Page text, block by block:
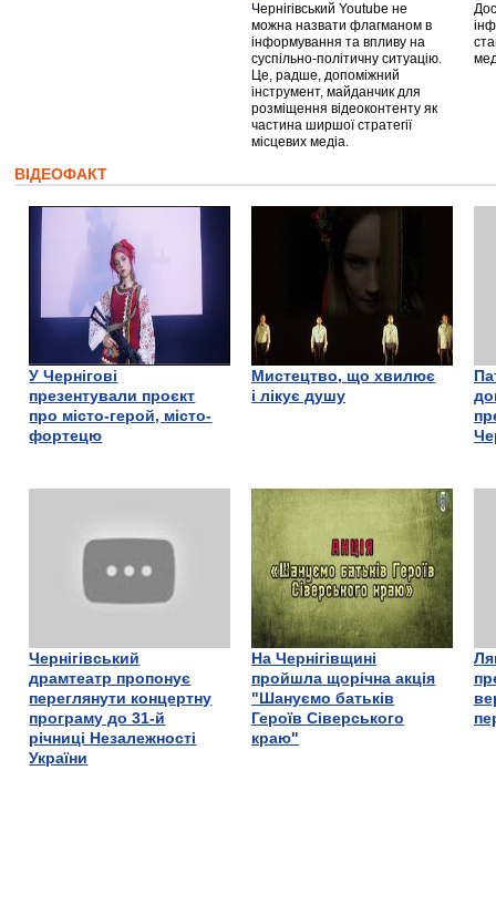
Чернігівський Youtube не
можна назвати флагманом в
інформування та впливу на
суспільно-політичну ситуацію.
Це, радше, допоміжний
інструмент, майданчик для
розміщення відеоконтенту як
частина ширшої стратегії
місцевих медіа.
ВІДЕОФАКТ
У Чернігові
презентували проєкт
про місто-герой, місто-
фортецю
Мистецтво, що хвилює
і лікує душу
Чернігівський
драмтеатр пропонує
переглянути концертну
програму до 31-й
річниці Незалежності
України
На Чернігівщині
пройшла щорічна акція
"Шануємо батьків
Героїв Сіверського
краю"